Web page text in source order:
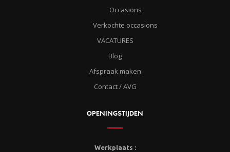
Occasions
Verkochte occasions
VACATURES
Blog
Afspraak maken
Contact / AVG
OPENINGSTIJDEN
Werkplaats :